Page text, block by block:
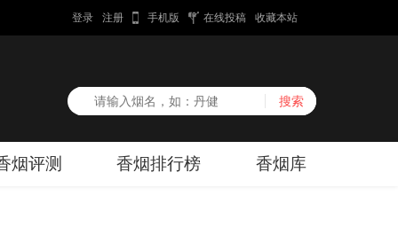
登录 注册 手机版 在线投稿 收藏本站
烟评测 香烟排行榜 香烟库